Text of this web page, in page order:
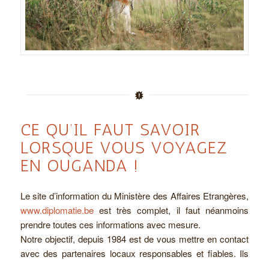
CE QU’IL FAUT SAVOIR
LORSQUE VOUS VOYAGEZ
EN OUGANDA !
Le site d’information du Ministère des Affaires Etrangères,
www.diplomatie.beest très complet, il faut néanmoins
prendre toutes ces informations avec mesure.
Notre objectif, depuis 1984 est de vous mettre en contact
avec des partenaires locaux responsables et fiables. Ils